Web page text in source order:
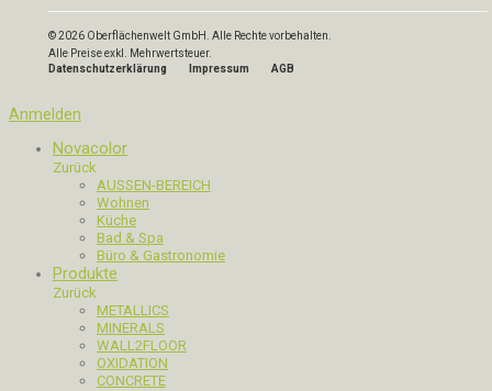
© 2026 Oberflächenwelt GmbH. Alle Rechte vorbehalten.
Alle Preise exkl. Mehrwertsteuer.
Datenschutzerklärung
Impressum AGB
Anmelden
Novacolor
Zurück
AUSSEN-BEREICH
Wohnen
Küche
Bad & Spa
Büro & Gastronomie
Produkte
Zurück
METALLICS
MINERALS
WALL2FLOOR
OXIDATION
CONCRETE